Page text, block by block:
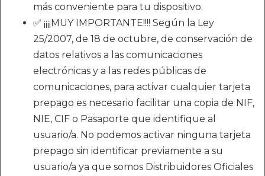
más conveniente para tu dispositivo.
✅ ¡¡¡¡MUY IMPORTANTE!!!! Según la Ley
25/2007, de 18 de octubre, de conservación de
datos relativos a las comunicaciones
electrónicas y a las redes públicas de
comunicaciones, para activar cualquier tarjeta
prepago es necesario facilitar una copia de NIF,
NIE, CIF o Pasaporte que identifique al
usuario/a. No podemos activar ninguna tarjeta
prepago sin identificar previamente a su
usuario/a ya que somos Distribuidores Oficiales